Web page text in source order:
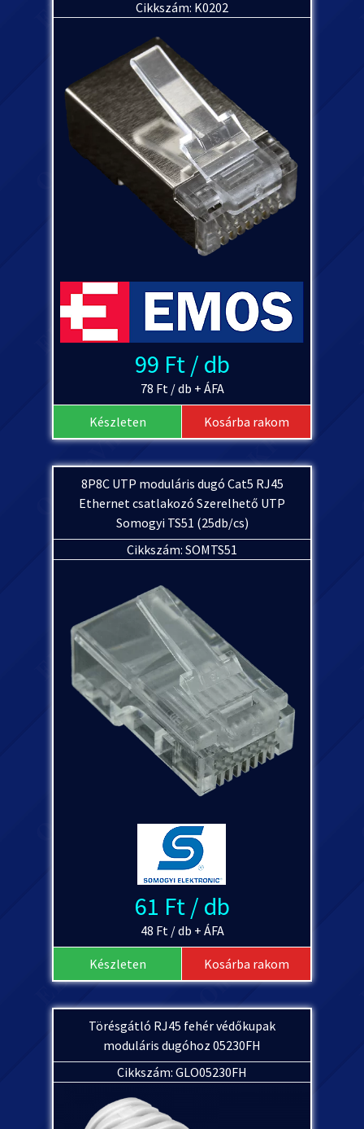
Cikkszám: K0202
99 Ft / db
78 Ft / db + ÁFA
Készleten Kosárba rakom
8P8C UTP moduláris dugó Cat5 RJ45
Ethernet csatlakozó Szerelhető UTP
Somogyi TS51 (25db/cs)
Cikkszám: SOMTS51
61 Ft / db
48 Ft / db + ÁFA
Készleten Kosárba rakom
Törésgátló RJ45 fehér védőkupak
moduláris dugóhoz 05230FH
Cikkszám: GLO05230FH